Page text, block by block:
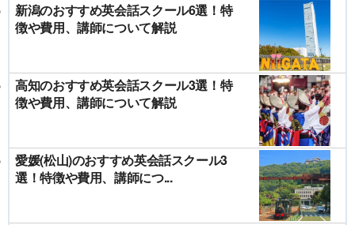
新潟のおすすめ英会話スクール6選！特
徴や費用、講師について解説
高知のおすすめ英会話スクール3選！特
徴や費用、講師について解説
愛媛(松山)のおすすめ英会話スクール3
選！特徴や費用、講師につ...